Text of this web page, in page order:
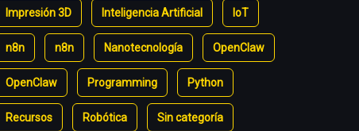
Impresión 3D Inteligencia Artificial IoT
n8n n8n Nanotecnología OpenClaw
OpenClaw Programming Python
Recursos Robótica Sin categoría